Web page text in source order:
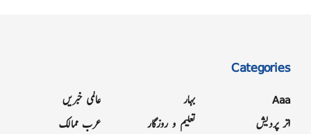
Categories
Aaa
اتر پردیش
بہار
تعلیم و روزگار
عالمی خبریں
عرب ممالک